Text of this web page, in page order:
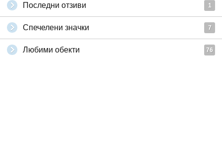
Последни отзиви 1
Спечелени значки 7
Любими обекти 76